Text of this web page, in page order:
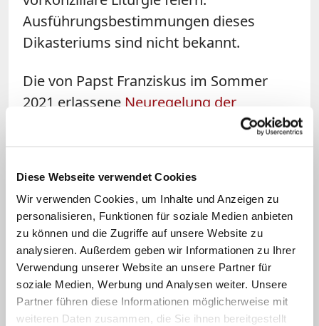
Diese Webseite verwendet Cookies
Wir verwenden Cookies, um Inhalte und Anzeigen zu
personalisieren, Funktionen für soziale Medien anbieten
zu können und die Zugriffe auf unsere Website zu
analysieren. Außerdem geben wir Informationen zu Ihrer
Verwendung unserer Website an unsere Partner für
soziale Medien, Werbung und Analysen weiter. Unsere
Partner führen diese Informationen möglicherweise mit
weiteren Daten zusammen, die Sie ihnen bereitgestellt
Ausführungsbestimmungen dieses
Dikasteriums sind nicht bekannt.
Die von Papst Franziskus im Sommer
2021 erlassene Neuregelung der
vorkonziliaren Liturgie durch das Motu
Formen der Sakramente außer der
Eucharistie zunächst unklar. Im
Dezember 2021 stellte das
Liturgiedikasterium fest, dass
Sakramente in der vorkonziliaren Form
grundsätzlich nur in für die vorkonziliare
Liturgie eigens errichteten